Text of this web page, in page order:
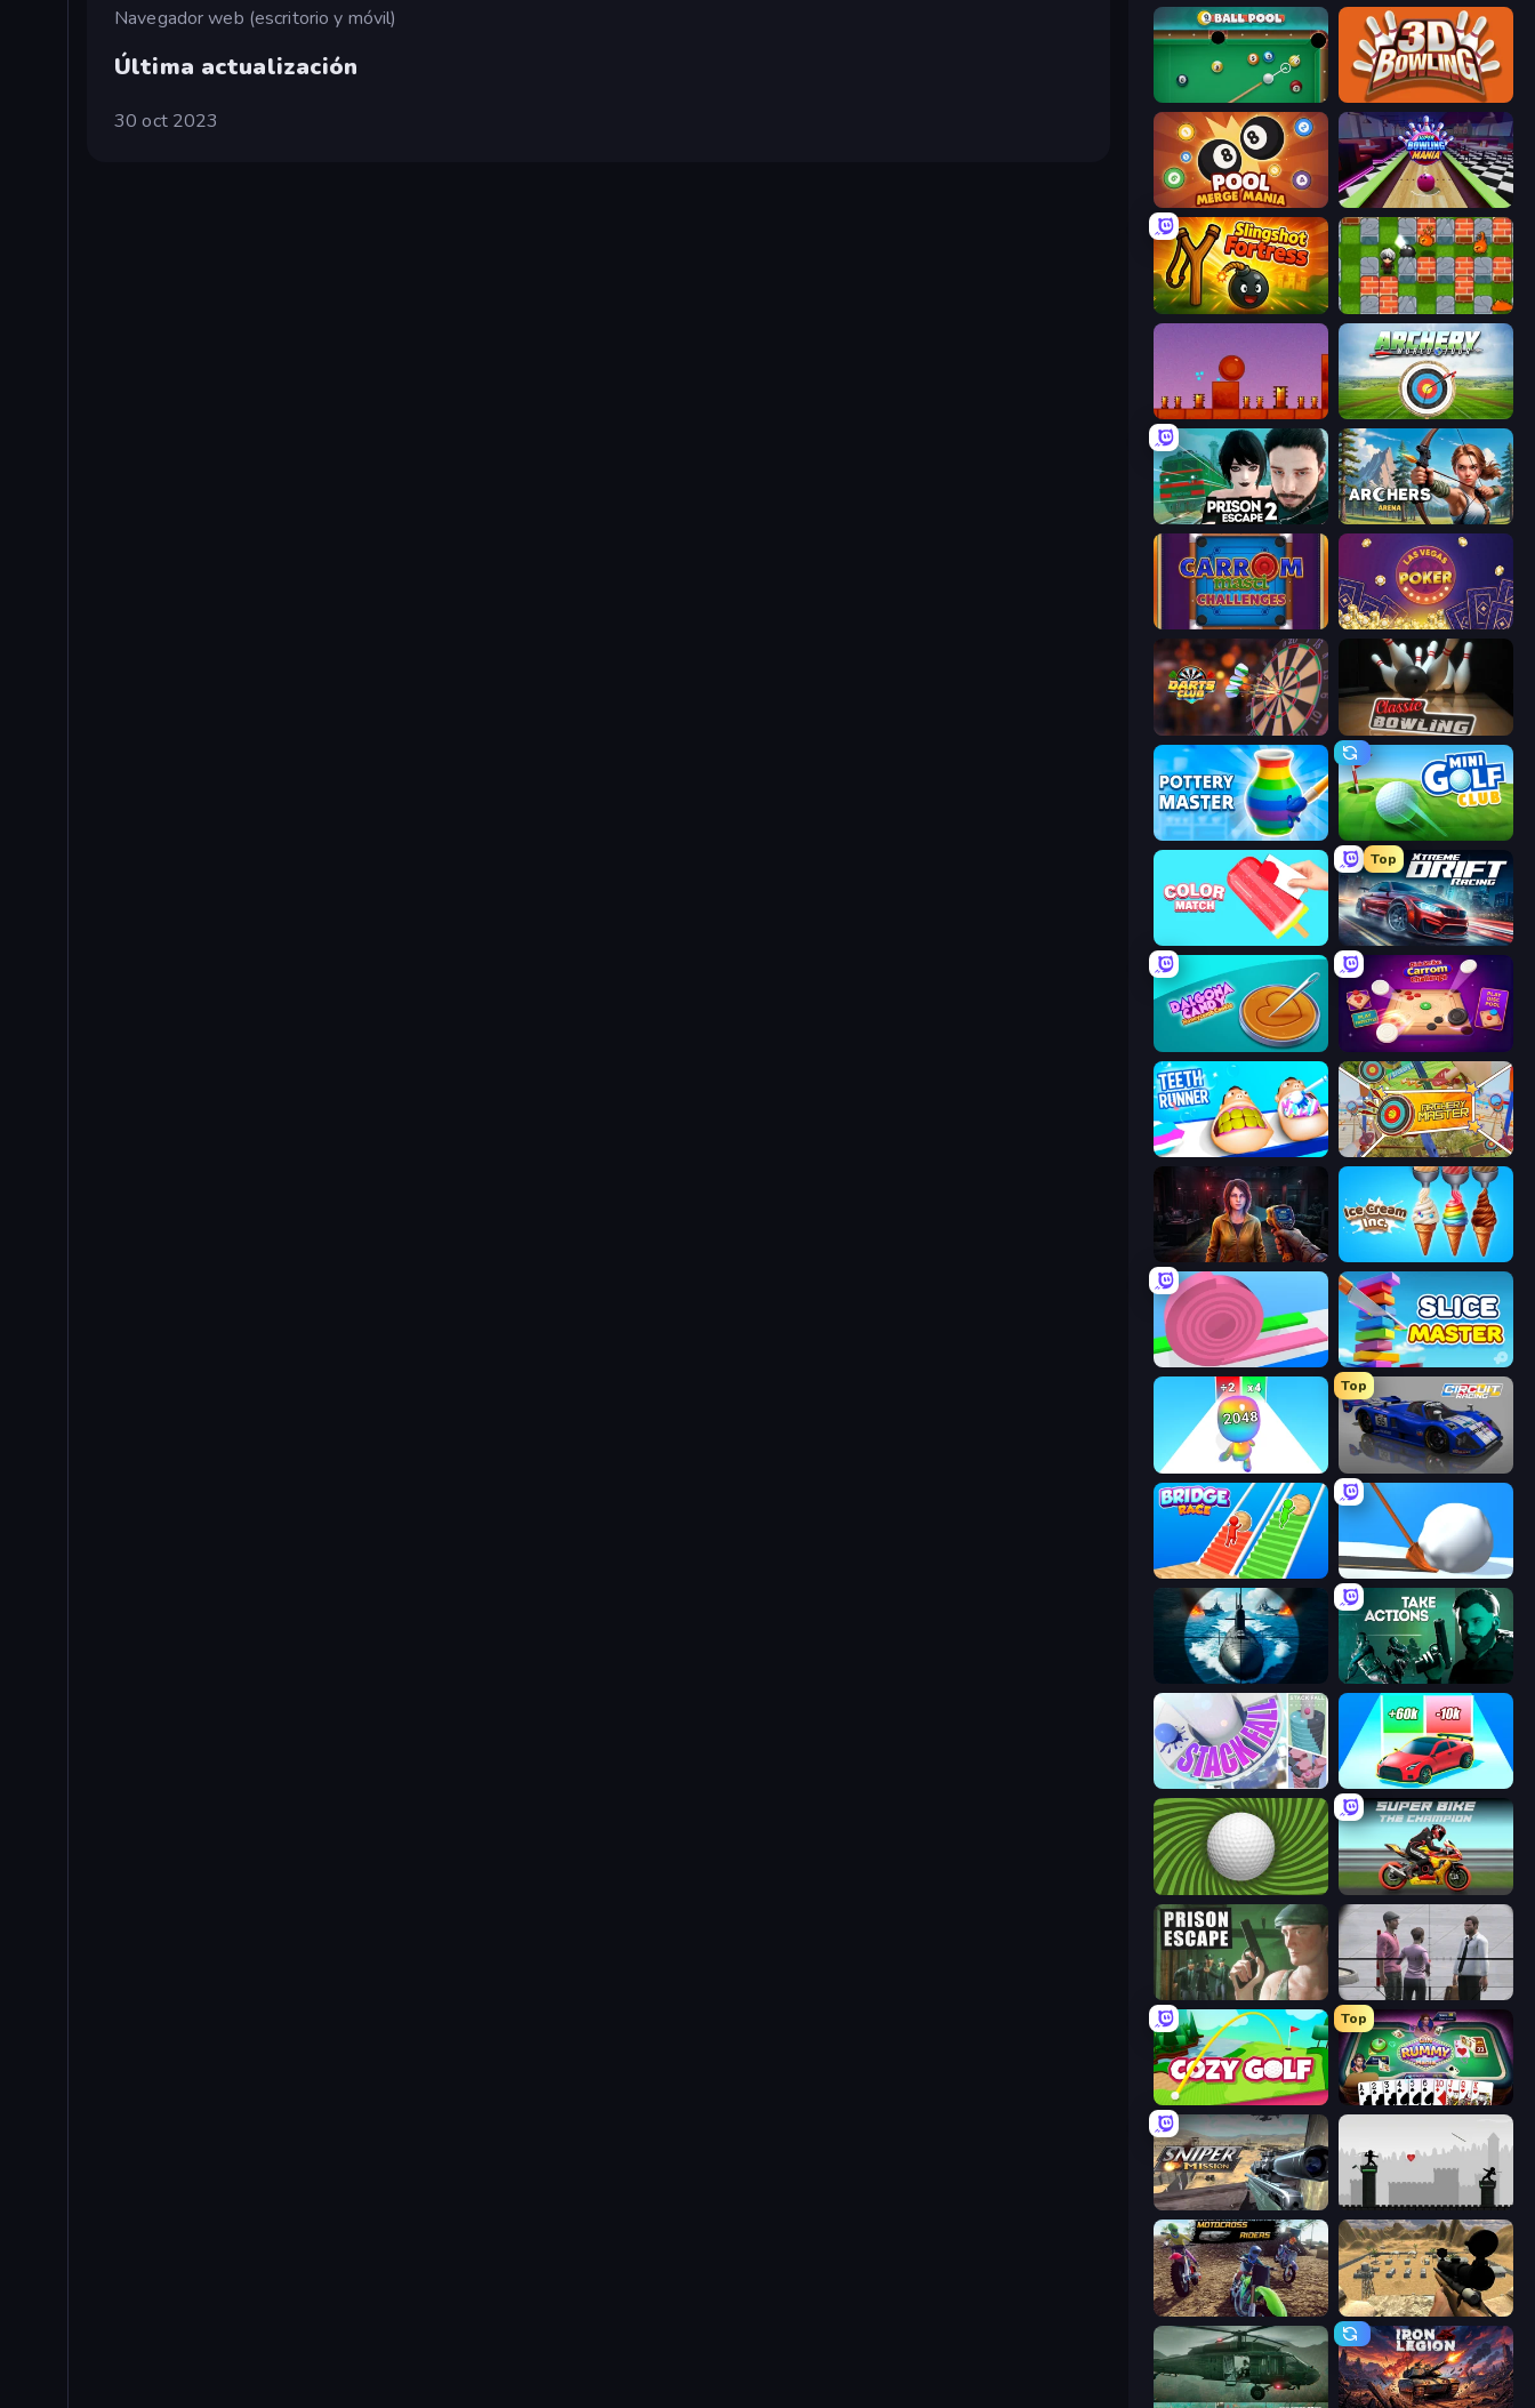
Navegador web (escritorio y móvil)
Última actualización
30 oct 2023
9 Ball Pool 3D Bowling
Pool Merge Mania Super Bowling Mania
Slingshot Fortress Bomber Friends
Bounce Return Archery World Tour
Prison Escape 2 Archers Arena
Las Vegas Poker
Darts Club Classic Bowling
Pottery Master Mini Golf Club
Top
Xtreme DRIFT Racing
Dalgona Candy Honeycomb Cookie
Teeth Runner Archery Master
Survival Zone Zombie Outbreak Ice Cream Inc.
Layers Roll Slice Master
Man Runner 2048
Top
Circuit Racing
Bridge Race Shovel 3D
Ships Battlefield 3D Take Actions
Stack Fall
The Speedy Golf Super Bike The Champion
Prison Escape
Cozy Golf
Top
Gin Rummy Mania
Sniper Mission Javelin Fighting
MotoCross Riders Ghost Sniper